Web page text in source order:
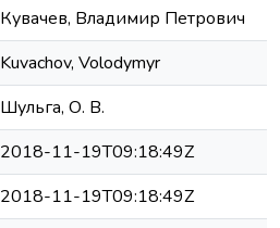
Кувачев, Владимир Петрович
Kuvachov, Volodymyr
Шульга, О. В.
2018-11-19T09:18:49Z
2018-11-19T09:18:49Z